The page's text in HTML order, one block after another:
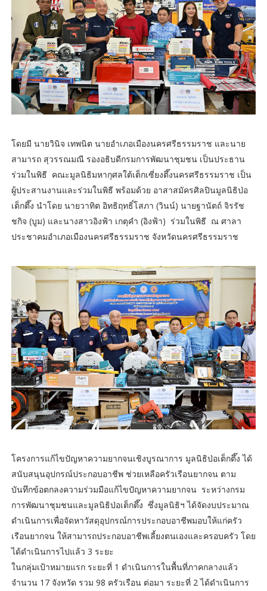
โดยมี นายวินิจ เทพนิต นายอำเภอเมืองนครศรีธรรมราช และนาย
สามารถ สุวรรณมณี รองอธิบดีกรมการพัฒนาชุมชน เป็นประธาน
ร่วมในพิธี คณะมูลนิธิมหากุศลใต้เต็กเซี่ยงตึ๊งนครศรีธรรมราช เป็น
ผู้ประสานงานและร่วมในพิธี พร้อมด้วย อาสาสมัครศิลปินมูลนิธิป่อ
เต็กตึ๊ง นำโดย นายวาทิต อิทธิฤทธิ์โสภา (วินน์) นายฐานัตถ์ จิรรัช
ชกิจ (บูม) และนางสาวอิงฟ้า เกตุคำ (อิงฟ้า) ร่วมในพิธี ณ ศาลา
ประชาคมอำเภอเมืองนครศรีธรรมราช จังหวัดนครศรีธรรมราช
โครงการแก้ไขปัญหาความยากจนเชิงบูรณาการ มูลนิธิป่อเต็กตึ๊ง ได้
สนับสนุนอุปกรณ์ประกอบอาชีพ ช่วยเหลือครัวเรือนยากจน ตาม
บันทึกข้อตกลงความร่วมมือแก้ไขปัญหาความยากจน ระหว่างกรม
การพัฒนาชุมชนและมูลนิธิป่อเต็กตึ๊ง ซึ่งมูลนิธิฯ ได้จัดงบประมาณ
ดำเนินการเพื่อจัดหาวัสดุอุปกรณ์การประกอบอาชีพมอบให้แก่ครัว
เรือนยากจน ให้สามารถประกอบอาชีพเลี้ยงตนเองและครอบครัว โดย
ได้ดำเนินการไปแล้ว 3 ระยะ
ในกลุ่มเป้าหมายแรก ระยะที่ 1 ดำเนินการในพื้นที่ภาคกลางแล้ว
จำนวน 17 จังหวัด รวม 98 ครัวเรือน ต่อมา ระยะที่ 2 ได้ดำเนินการ